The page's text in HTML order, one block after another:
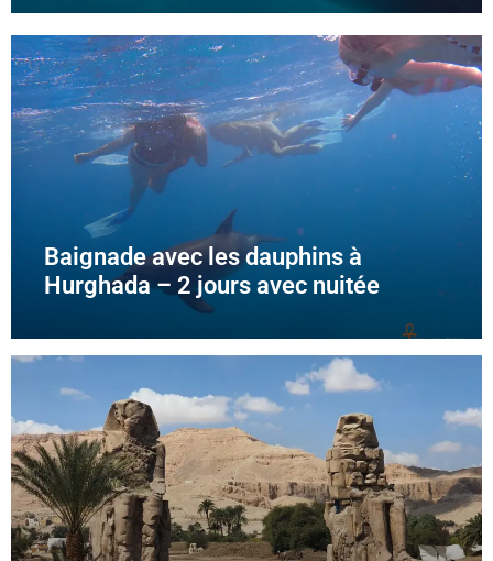
Baignade avec les dauphins à
Hurghada – 2 jours avec nuitée